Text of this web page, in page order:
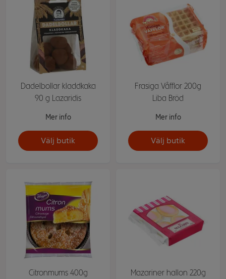
Dadelbollar kladdkaka
90 g Lazaridis
Mer info
Välj butik
Frasiga Våfflor 200g
Liba Bröd
Mer info
Välj butik
Citronmums 400g
Mazariner hallon 220g